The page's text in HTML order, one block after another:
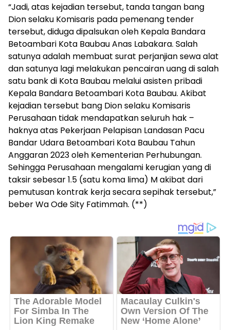
“Jadi, atas kejadian tersebut, tanda tangan bang
Dion selaku Komisaris pada pemenang tender
tersebut, diduga dipalsukan oleh Kepala Bandara
Betoambari Kota Baubau Anas Labakara. Salah
satunya adalah membuat surat perjanjian sewa alat
dan satunya lagi melakukan pencairan uang di salah
satu bank di Kota Baubau melalui asisten pribadi
Kepala Bandara Betoambari Kota Baubau. Akibat
kejadian tersebut bang Dion selaku Komisaris
Perusahaan tidak mendapatkan seluruh hak –
haknya atas Pekerjaan Pelapisan Landasan Pacu
Bandar Udara Betoambari Kota Baubau Tahun
Anggaran 2023 oleh Kementerian Perhubungan.
Sehingga Perusahaan mengalami kerugian yang di
taksir sebesar 1.5 (satu koma lima) M akibat dari
pemutusan kontrak kerja secara sepihak tersebut,”
beber Wa Ode Sity Fatimmah. (**)